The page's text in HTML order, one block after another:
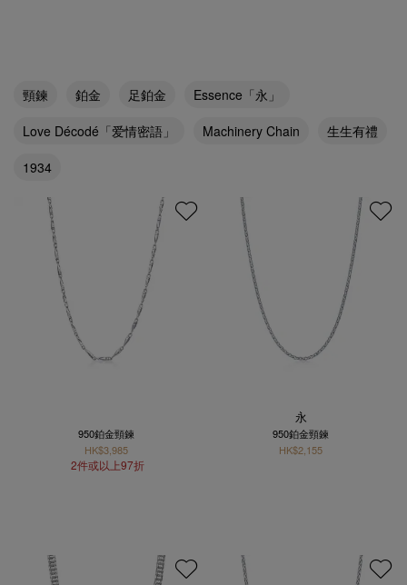
頸鍊 鉑金 足鉑金
Essence「永」
Love Décodé「爱情密語」
Machinery Chain
生生有禮
1934
950鉑金頸鍊
HK$3,985
2件或以上97折
永
950鉑金頸鍊
HK$2,155